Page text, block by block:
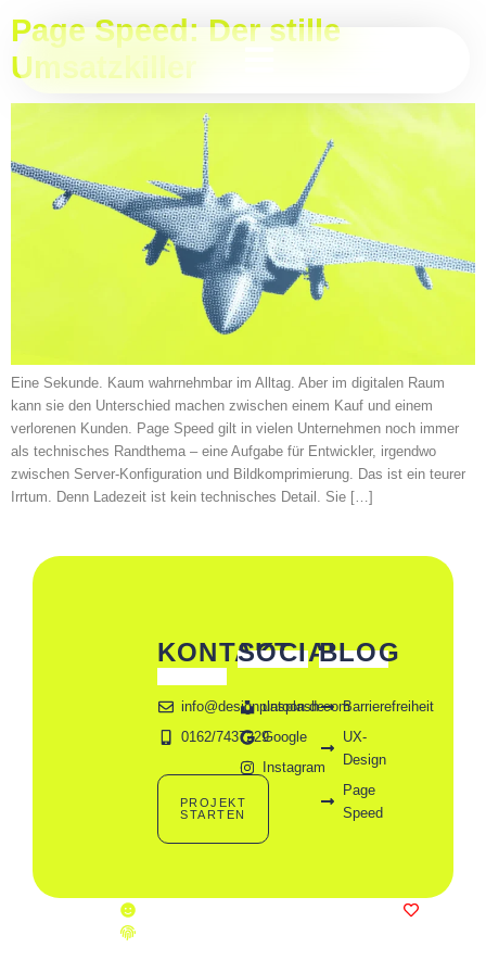
Page Speed: Der stille
Umsatzkiller
Eine Sekunde. Kaum wahrnehmbar im Alltag. Aber im digitalen Raum
kann sie den Unterschied machen zwischen einem Kauf und einem
verlorenen Kunden. Page Speed gilt in vielen Unternehmen noch immer
als technisches Randthema – eine Aufgabe für Entwickler, irgendwo
zwischen Server-Konfiguration und Bildkomprimierung. Das ist ein teurer
Irrtum. Denn Ladezeit ist kein technisches Detail. Sie […]
KONTAKT
info@designplatoon.de
0162/7437229
PROJEKT
STARTEN
SOCIAL
unsplash.com
Google
Instagram
BLOG
Barrierefreiheit
UX-
Design
Page
Speed
designplatoon.